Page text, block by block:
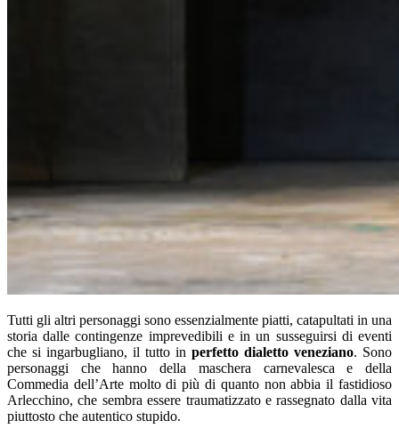
Tutti gli altri personaggi sono essenzialmente piatti, catapultati in una
storia dalle contingenze imprevedibili e in un susseguirsi di eventi
che si ingarbugliano, il tutto in perfetto dialetto veneziano. Sono
personaggi che hanno della maschera carnevalesca e della
Commedia dell’Arte molto di più di quanto non abbia il fastidioso
Arlecchino, che sembra essere traumatizzato e rassegnato dalla vita
piuttosto che autentico stupido.